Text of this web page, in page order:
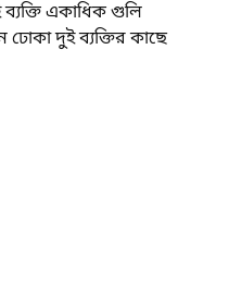
একাধিক গুলি
ঢোকা দুই ব্যক্তির কাছে